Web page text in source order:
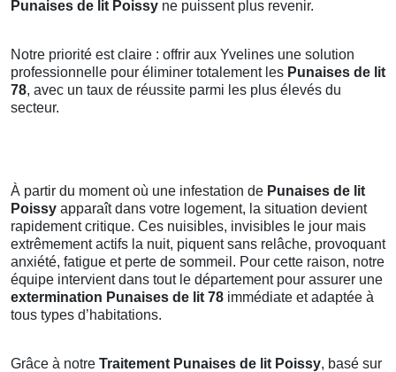
Punaises de lit Poissy ne puissent plus revenir.
Notre priorité est claire : offrir aux Yvelines une solution
professionnelle pour éliminer totalement les Punaises de lit
78, avec un taux de réussite parmi les plus élevés du
secteur.
À partir du moment où une infestation de Punaises de lit
Poissy apparaît dans votre logement, la situation devient
rapidement critique. Ces nuisibles, invisibles le jour mais
extrêmement actifs la nuit, piquent sans relâche, provoquant
anxiété, fatigue et perte de sommeil. Pour cette raison, notre
équipe intervient dans tout le département pour assurer une
extermination Punaises de lit 78 immédiate et adaptée à
tous types d’habitations.
Grâce à notre Traitement Punaises de lit Poissy, basé sur